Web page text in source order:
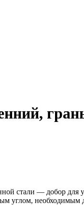
стали — добор для
углом, необходимым